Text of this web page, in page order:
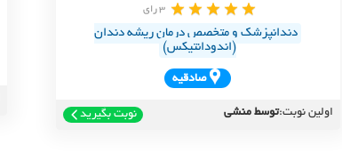
3 رای
دندانپزشک و متخصص درمان ریشه دندان
(اندودانتیکس)
صادقيه
اولین نوبت:توسط منشی نوبت بگیرید